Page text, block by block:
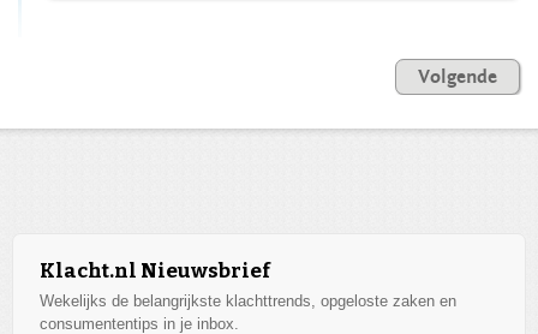
Volgende
Klacht.nl Nieuwsbrief
Wekelijks de belangrijkste klachttrends, opgeloste zaken en
consumententips in je inbox.